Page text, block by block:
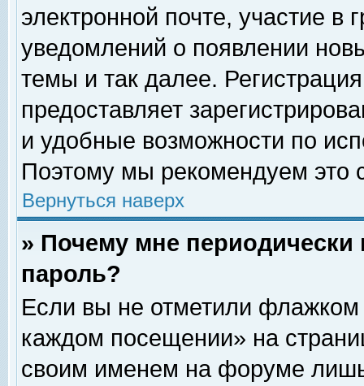
электронной почте, участие в
уведомлений о появлении
темы и так далее.
предоставляет
и удобные возможности по
Поэтому мы рекомендуем это
Вернуться наверх
» Почему мне
пароль?
Если вы не отметили флажком
каждом посещении» на
своим именем на форуме